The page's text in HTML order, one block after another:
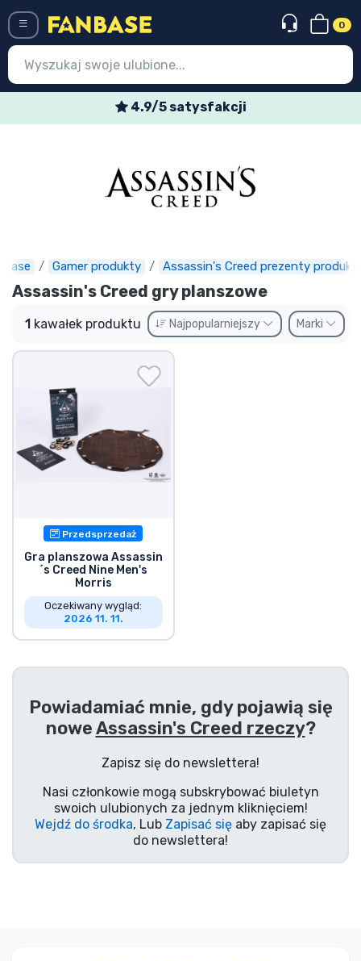
0
4.9/5 satysfakcji
Gamer produkty Assassin's Creed prezenty
Assassin's Creed gry planszowe
1 kawałek produktu Najpopularniejszy Marki
Przedsprzedaż
Gra planszowa Assassin
´s Creed Nine Men's
Morris
Oczekiwany wygląd:
2026 11. 11.
Powiadamiać mnie, gdy pojawią się
noweAssassin's Creed rzeczy?
Zapisz się do newslettera!
Nasi członkowie mogą subskrybować biuletyn
swoich ulubionych za jednym kliknięciem!
Wejdź do środka, Lub Zapisać się aby zapisać się
do newslettera!
Najnowsze rzeczy
Doręczenie ekspresowe
Przedsprzedaż
Outlet produkty
Wysyłka i płatność
Rzeczy seryjne
Rzeczy filmowe
Rzeczy z anime
Rzeczy dla graczy
Rzeczy sportowe
Marki